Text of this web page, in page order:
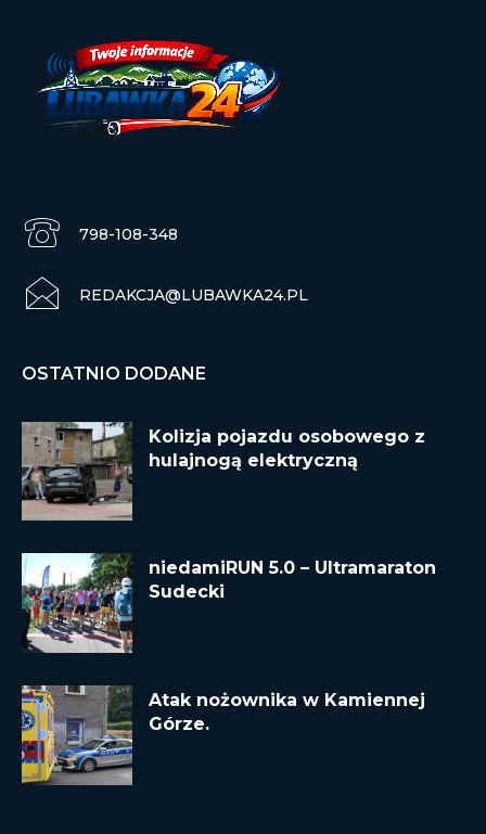
798-108-348
REDAKCJA@LUBAWKA24.PL
OSTATNIO DODANE
Kolizja pojazdu osobowego z
hulajnogą elektryczną
niedamiRUN 5.0 – Ultramaraton
Sudecki
Atak nożownika w Kamiennej
Górze.